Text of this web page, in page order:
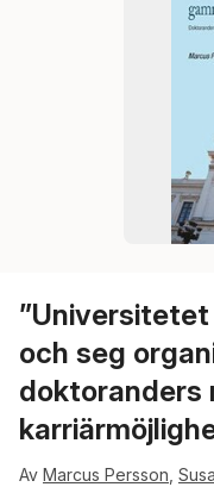
och seg
doktoranders
Av Marcus Persson